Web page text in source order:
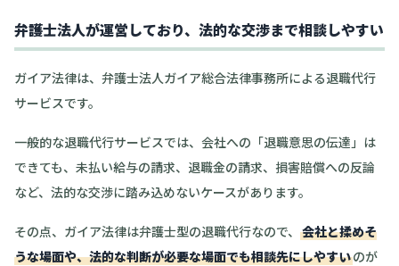
弁護士法人が運営しており、法的な交渉まで相談しやすい
ガイア法律は、弁護士法人ガイア総合法律事務所による退職代行
サービスです。
一般的な退職代行サービスでは、会社への「退職意思の伝達」は
できても、未払い給与の請求、退職金の請求、損害賠償への反論
など、法的な交渉に踏み込めないケースがあります。
その点、ガイア法律は弁護士型の退職代行なので、 会社と揉めそ
うな場面や、法的な判断が必要な場面でも相談先にしやすいのが